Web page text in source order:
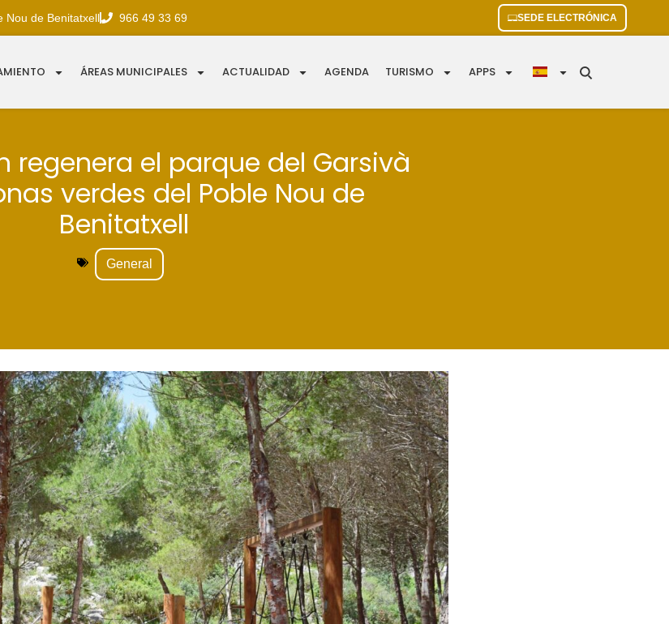
Nou de Benitatxell 966 49 33 69 SEDE ELECTRÓNICA
ÁREAS MUNICIPALES ACTUALIDAD AGENDA TURISMO APPS
regenera el parque del Garsivà
verdes del Poble Nou de
Benitatxell
General